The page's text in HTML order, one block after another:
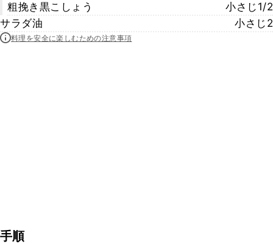
粗挽き黒こしょう
小さじ1/2
サラダ油
小さじ2
料理を安全に楽しむための注意事項
手順